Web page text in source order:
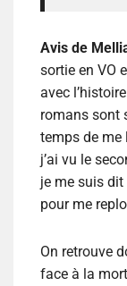
Avis de
sortie en VO
avec
romans sont
temps de me
j’ai vu le
je me suis dit
pour me
On retrouve
face à la